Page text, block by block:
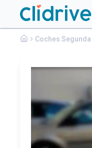
Coches
BmwSerie 3